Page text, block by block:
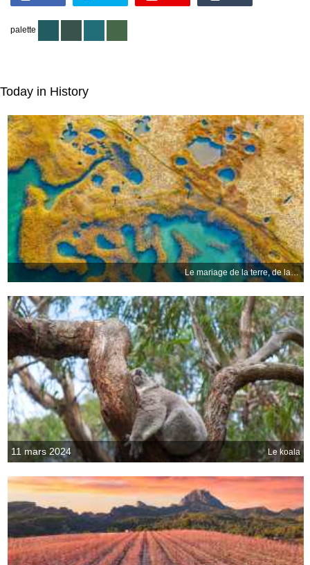
palette
Today in History
Le mariage de la terre, de la mer et du vent
11 mars 2024 Le koala